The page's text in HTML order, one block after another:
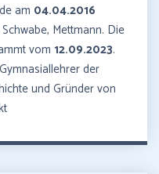
am 04.04.2016
Mettmann. Die
vom 12.09.2023.
der
und Gründer von